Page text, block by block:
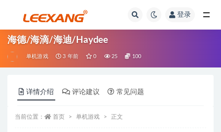
登录
海德/海滴/海迪/Haydee
单机游戏 3 年前 0 25 100
详情介绍 评论建议 常见问题
当前位置： 首页 单机游戏 正文